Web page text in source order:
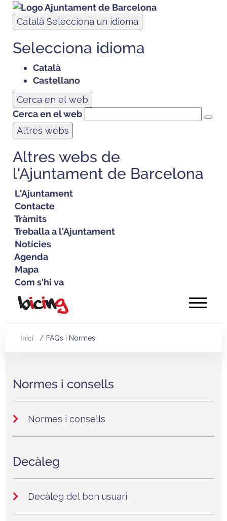
Català Selecciona un idioma
Selecciona idioma
Català
Castellano
Cerca en el web
Cerca en el web
Altres webs
Altres webs de
l'Ajuntament de Barcelona
L'Ajuntament
Contacte
Tràmits
Treballa a l'Ajuntament
Notícies
Agenda
Mapa
Com s'hi va
Vés
Inici FAQs i Normes
Normes i consells
Normes i consells
Decàleg
Decàleg del bon usuari